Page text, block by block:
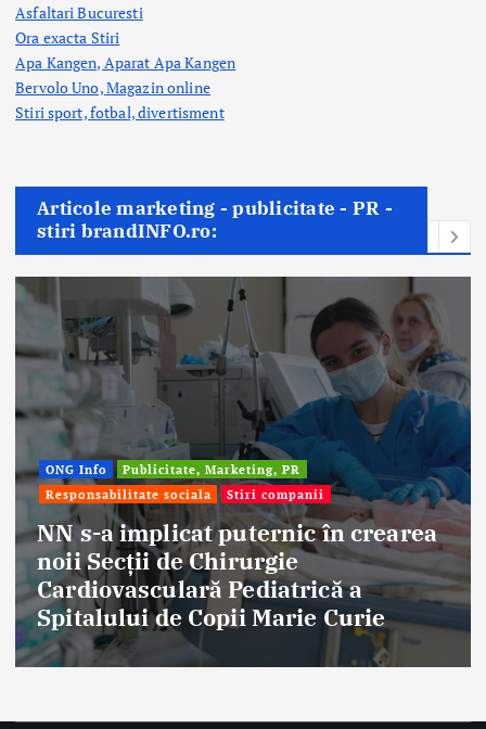
Asfaltari Bucuresti
Ora exacta Stiri
Apa Kangen, Aparat Apa Kangen
Bervolo Uno, Magazin online
Stiri sport, fotbal,divertisment
Articole marketing - publicitate - PR -
stiri brandINFO.ro:
ONG Info
Publicitate, Marketing, PR
Responsabilitate sociala
Stiri companii
NN s-a implicat puternic în crearea
noii Secții de Chirurgie
Cardiovasculară Pediatrică a
Spitalului de Copii Marie Curie